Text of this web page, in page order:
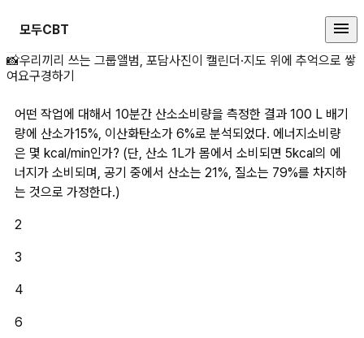
모두CBT
어떤 작업에 대해서 10분간 산소
📸우리끼리 쓰는 그룹앨범, 포담사진이 캘린더·지도 위에 추억으로 쌓
여요구경하기
어떤 작업에 대해서 10분간 산소소비량을 측정한 결과 100 L 배기
량에 산소가15%, 이산화탄소가 6%로 분석되었다. 에너지소비량
은 몇 kcal/min인가? (단, 산소 1L가 몸에서 소비되면 5kcal의 에
너지가 소비되며, 공기 중에서 산소는 21%, 질소는 79%를 차지하
는 것으로 가정한다.)
2
3
4
6